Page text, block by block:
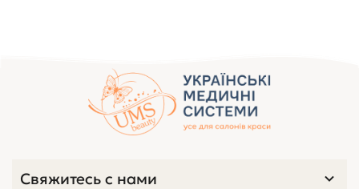
Свяжитесь с нами